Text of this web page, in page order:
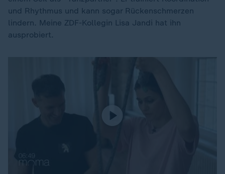
und Rhythmus und kann sogar Rückenschmerzen
lindern. Meine ZDF-Kollegin Lisa Jandi hat ihn
ausprobiert.